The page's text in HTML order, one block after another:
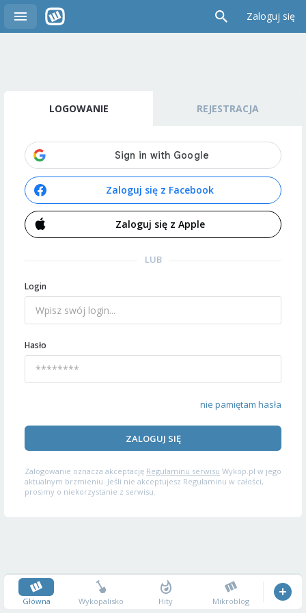
Zaloguj się
LOGOWANIE REJESTRACJA
Zaloguj się z Facebook
Zaloguj się z Apple
LUB
Login
Hasło
nie pamiętam hasła
ZALOGUJ SIĘ
Zalogowanie oznacza akceptację Regulaminu serwisu Wykop.pl w jego
aktualnym brzmieniu. Jeśli nie akceptujesz Regulaminu w całości,
prosimy o niekorzystanie z serwisu.
Główna Wykopalisko Hity Mikroblog